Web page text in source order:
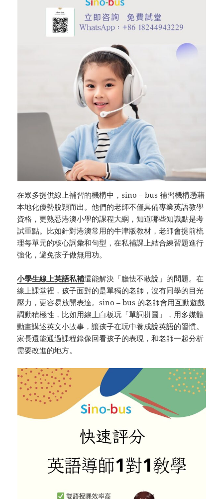
在眾多提供線上補習的機構中，sino – bus 補習機構憑藉
本地化優勢脫穎而出。他們的老師不僅具備專業英語教學
資格，更熟悉港澳小學的課程大綱，知道哪些知識點是考
試重點。比如針對港澳常用的牛津版教材，老師會提前梳
理每單元的核心詞彙和句型，在私補課上結合練習題進行
強化，避免孩子做無用功。
小學生線上英語私補還能解決「膽怯不敢說」的問題。在
線上課堂裡，孩子面對的是單獨的老師，沒有同學的目光
壓力，更容易放開表達。sino – bus 的老師會用互動遊戲
調動積極性，比如用線上白板玩「單詞拼圖」，用多媒體
動畫講述英文小故事，讓孩子在玩中養成說英語的習慣。
家長還能通過課程錄像回看孩子的表現，和老師一起分析
需要改進的地方。